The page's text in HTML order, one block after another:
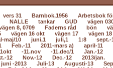
vers 31 Barnbok,1956
Arbetsbok
NALLE tankar GUD
vägen
8, 0709 Faderns råd bön
vägen 16 okt vägen 17
vägen 18
maj/10 juni,1 juli,1 1:8
sept.-
Feb.-11 2011-mars a)
april-11
-11.nov -11.dec/1
Jan.-12
12 Nov.-12 Dec.-12
2013/jan.
juni -2013 Juli-13 Augusti-13